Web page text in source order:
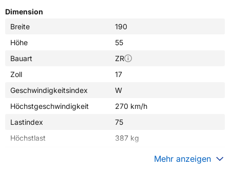
Dimension
Breite
190
Höhe
55
Bauart
ZR
Zoll
17
Geschwindigkeitsindex
W
Höchstgeschwindigkeit
270 km/h
Lastindex
75
Höchstlast
387 kg
Mehr anzeigen